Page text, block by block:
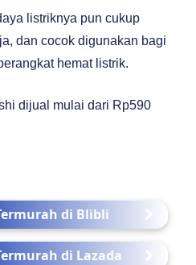
listriknya pun cukup
dan cocok digunakan bagi
hemat listrik.
dijual mulai dari Rp590
di Blibli
di Lazada